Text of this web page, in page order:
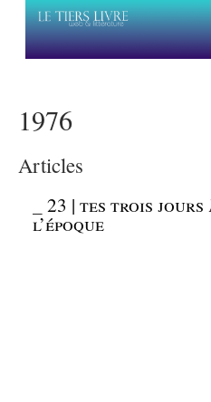
1976
Articles
_23 | tes trois
l’époque